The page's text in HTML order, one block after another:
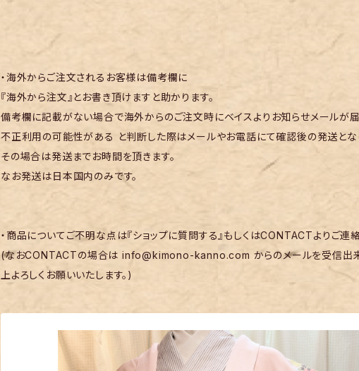
・海外からご注文されるお客様は備考欄に
『海外から注文』とお書き頂けますと助かります。
備考欄に記載がない場合で海外からのご注文時にベイスよりお知らせメールが届
不正利用の可能性がある と判断した際はメールやお電話にて確認後の発送とな
その場合は発送までお時間を頂きます。
なお発送は日本国内のみです。
・商品についてご不明な点は『ショップに質問する』もしくはCONTACTよりご連絡
(なおCONTACTの場合はinfo@kimono-kanno.com からのメールを受信出
上よろしくお願いいたします。)